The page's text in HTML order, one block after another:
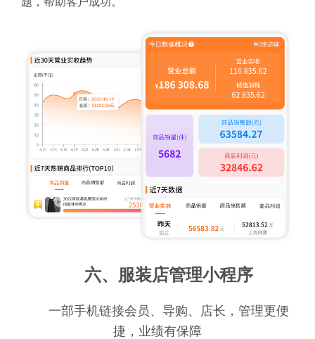
六、服装店管理小程序
一部手机链接会员、导购、店长，管理更便
捷，业绩有保障